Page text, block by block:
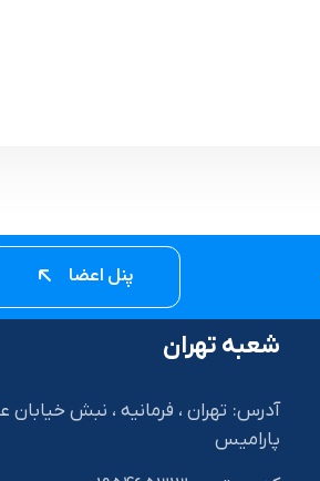
پنل اعضا
شعبه تهران
آدرس: تهران ، فرمانیه ، نبش خیابان
پارامیس